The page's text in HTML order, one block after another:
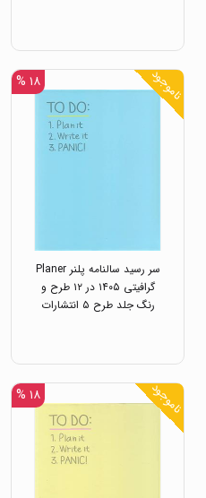
ناموجود ۱۸ %
سر رسید سالنامه پلنر Planer
گرافیتی ۱۴۰۵ در ۱۲ طرح و
رنگ جلد طرح ۵ انتشارات
ناموجود ۱۸ %